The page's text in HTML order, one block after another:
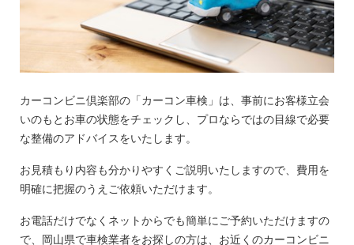
カーコンビニ倶楽部の「カーコン車検」は、事前にお客様立会
いのもとお車の状態をチェックし、プロならではの目線で必要
な整備のアドバイスをいたします。
お見積もり内容も分かりやすくご説明いたしますので、費用を
明確に把握のうえご依頼いただけます。
お電話だけでなくネットからでも簡単にご予約いただけますの
で、岡山県で車検業者をお探しの方は、お近くのカーコンビニ